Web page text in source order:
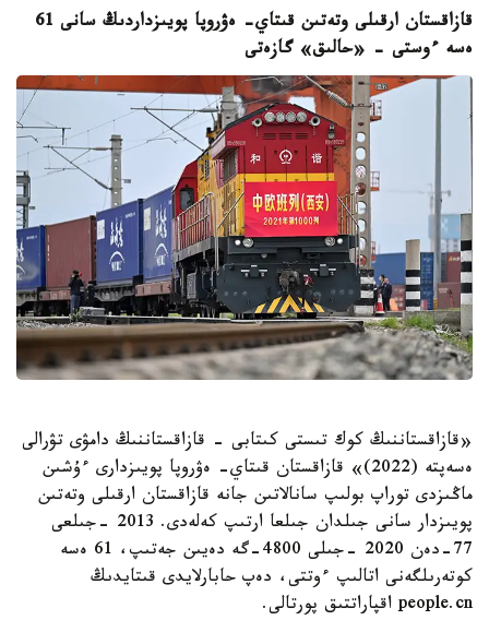
قازاقستان ارقىلى وتەتىن قىتاي- ەۋروپا پويىزداردىڭ سانى 61
ەسە ءوستى - «حالىق» گازەتى
«قازاقستاننىڭ كوك تىستى كىتابى - قازاقستاننىڭ دامۋى تۋرالى
ەسەپتە (2022)» قازاقستان قىتاي- ەۋروپا پويىزدارى ءۇشىن
ماڭىزدى توراپ بولىپ سانالاتىن جانە قازاقستان ارقىلى وتەتىن
پويىزدار سانى جىلدان جىلعا ارتىپ كەلەدى. 2013 -جىلعى
77-دەن 2020 -جىلى 4800-گە دەيىن جەتىپ، 61 ەسە
كوتەرىلگەنى اتالىپ ءوتتى، دەپ حابارلايدى قىتايدىڭ
people.cn اقپاراتتىق پورتالى.